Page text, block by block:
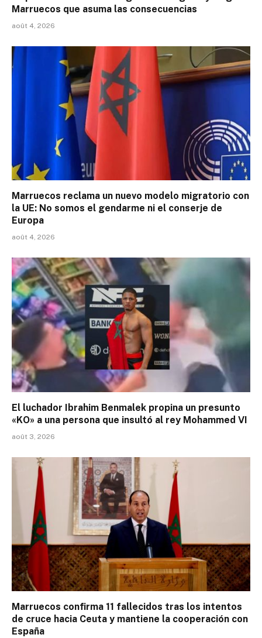
Marruecos que asuma las consecuencias
août 4, 2026
Marruecos reclama un nuevo modelo migratorio con
la UE: No somos el gendarme ni el conserje de
Europa
août 4, 2026
El luchador Ibrahim Benmalek propina un presunto
«KO» a una persona que insultó al rey Mohammed VI
août 3, 2026
Marruecos confirma 11 fallecidos tras los intentos
de cruce hacia Ceuta y mantiene la cooperación con
España